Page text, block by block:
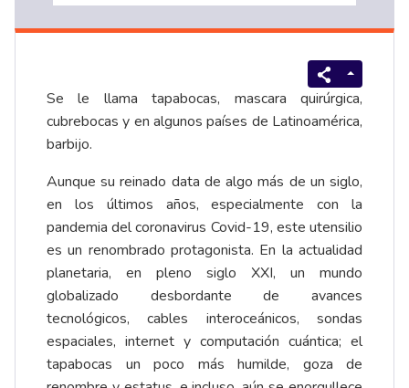
Se le llama tapabocas, mascara quirúrgica,
cubrebocas y en algunos países de Latinoamérica,
barbijo.
Aunque su reinado data de algo más de un siglo,
en los últimos años, especialmente con la
pandemia del coronavirus Covid-19, este utensilio
es un renombrado protagonista. En la actualidad
planetaria, en pleno siglo XXI, un mundo
globalizado desbordante de avances
tecnológicos, cables interoceánicos, sondas
espaciales, internet y computación cuántica; el
tapabocas un poco más humilde, goza de